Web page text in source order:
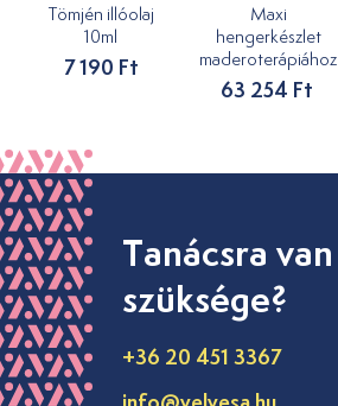
Tömjén illóolaj
10ml
7 190 Ft
Maxi
hengerkészlet
maderoterápiához
63 254 Ft
Tanácsra van
szüksége?
+36 20 451 3367